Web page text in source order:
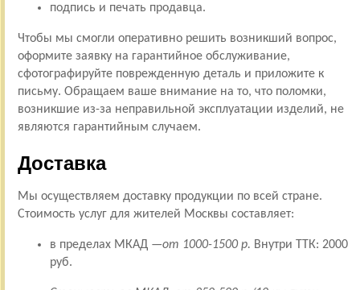
подпись и печать продавца.
Чтобы мы смогли оперативно решить возникший вопрос,
оформите заявку на гарантийное обслуживание,
сфотографируйте поврежденную деталь и приложите к
письму. Обращаем ваше внимание на то, что поломки,
возникшие из-за неправильной эксплуатации изделий, не
являются гарантийным случаем.
Доставка
Мы осуществляем доставку продукции по всей стране.
Стоимость услуг для жителей Москвы составляет:
в пределах МКАД —от 1000-1500 р. Внутри ТТК: 2000
руб.